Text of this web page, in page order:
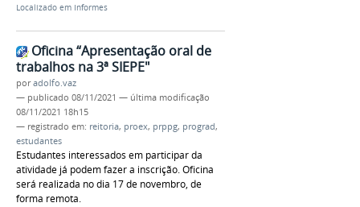
Localizado em Informes
Oficina “Apresentação oral de
trabalhos na 3ª SIEPE"
poradolfo.vaz
— publicado 08/11/2021 — última modificação
08/11/2021 18h15
— registrado em: reitoria, proex, prppg, prograd,
estudantes
Estudantes interessados em participar da
atividade já podem fazer a inscrição. Oficina
será realizada no dia 17 de novembro, de
forma remota.